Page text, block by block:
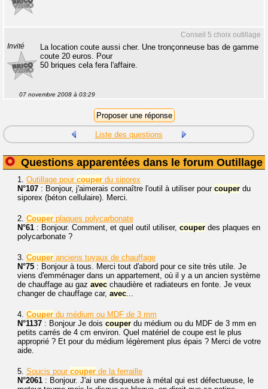
Conseil 5 choix outillage
Invité
La location coute aussi cher. Une tronçonneuse bas de gamme
coute 20 euros. Pour
50 briques cela fera l'affaire.
07 novembre 2008 à 03:29
Liste des questions
Questions apparentées dans le forum Outillage
1. Outillage pour couper du siporex
N°107 : Bonjour, j'aimerais connaître l'outil à utiliser pour couper du
siporex (béton cellulaire). Merci.
2. Couper plaques polycarbonate
N°61 : Bonjour. Comment, et quel outil utiliser, couper des plaques en
polycarbonate ?
3. Couper anciens tuyaux de chauffage
N°75 : Bonjour à tous. Merci tout d'abord pour ce site très utile. Je
viens d'emménager dans un appartement, où il y a un ancien système
de chauffage au gaz avec chaudière et radiateurs en fonte. Je veux
changer de chauffage car, avec...
4. Couper du médium ou MDF de 3 mm
N°1137 : Bonjour Je dois couper du médium ou du MDF de 3 mm en
petits carrés de 4 cm environ. Quel matériel de coupe est le plus
approprié ? Et pour du médium légèrement plus épais ? Merci de votre
aide.
5. Soucis pour couper de la ferraille
N°2061 : Bonjour. J'ai une disqueuse à métal qui est défectueuse, le